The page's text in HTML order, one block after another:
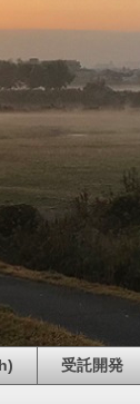
受託開発